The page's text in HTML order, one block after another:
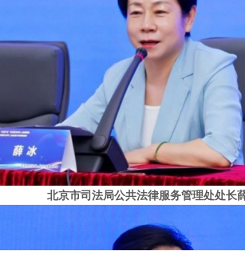
北京市司法局公共法律服务管理处处长